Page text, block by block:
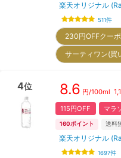
楽天オリジナル
511件
230円OFFクー
サーティワン(
4位 8.6 円/100ml
115円OFF マラ
160ポイント 送料
楽天オリジナル
1697件